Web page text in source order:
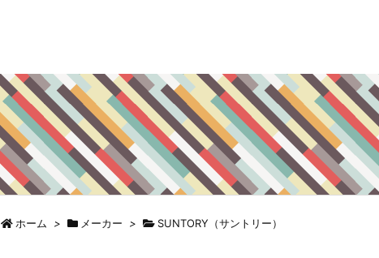
ホーム > メーカー > SUNTORY（サントリー）